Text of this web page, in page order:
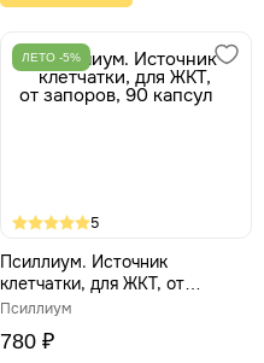
ЛЕТО -5%
5
Псиллиум. Источник
клетчатки, для ЖКТ, от
запоров, 90 капсул
Псиллиум
780 ₽